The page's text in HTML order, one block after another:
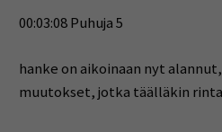
00:03:08 Puhuja 5
hanke on aikoinaan nyt
muutokset, jotka täälläkin